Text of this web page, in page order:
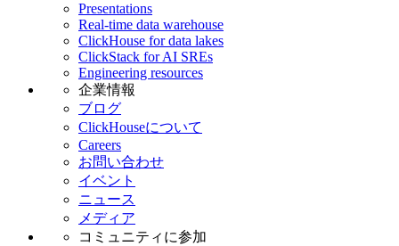
Presentations
Real-time data warehouse
ClickHouse for data lakes
ClickStack for AI SREs
Engineering resources
企業情報
ブログ
ClickHouseについて
Careers
お問い合わせ
イベント
ニュース
メディア
コミュニティに参加